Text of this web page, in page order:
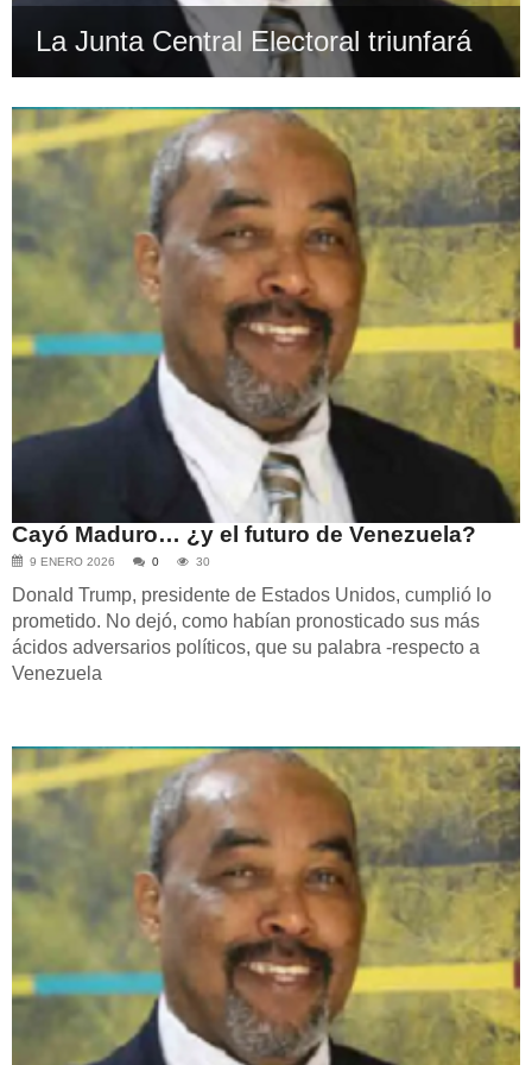
La Junta Central Electoral triunfará
Cayó Maduro… ¿y el futuro de Venezuela?
9 ENERO 2026 0 30
Donald Trump, presidente de Estados Unidos, cumplió lo
prometido. No dejó, como habían pronosticado sus más
ácidos adversarios políticos, que su palabra -respecto a
Venezuela